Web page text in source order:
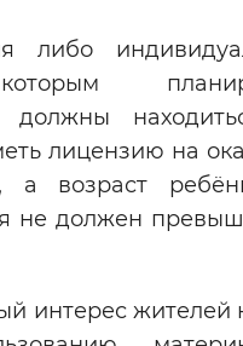
либо
должны
лицензию на
а возраст
не должен
интерес жителей